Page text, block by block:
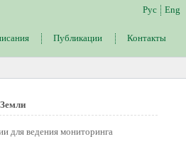
Рус Eng
Публикации Контакты
для ведения мониторинга